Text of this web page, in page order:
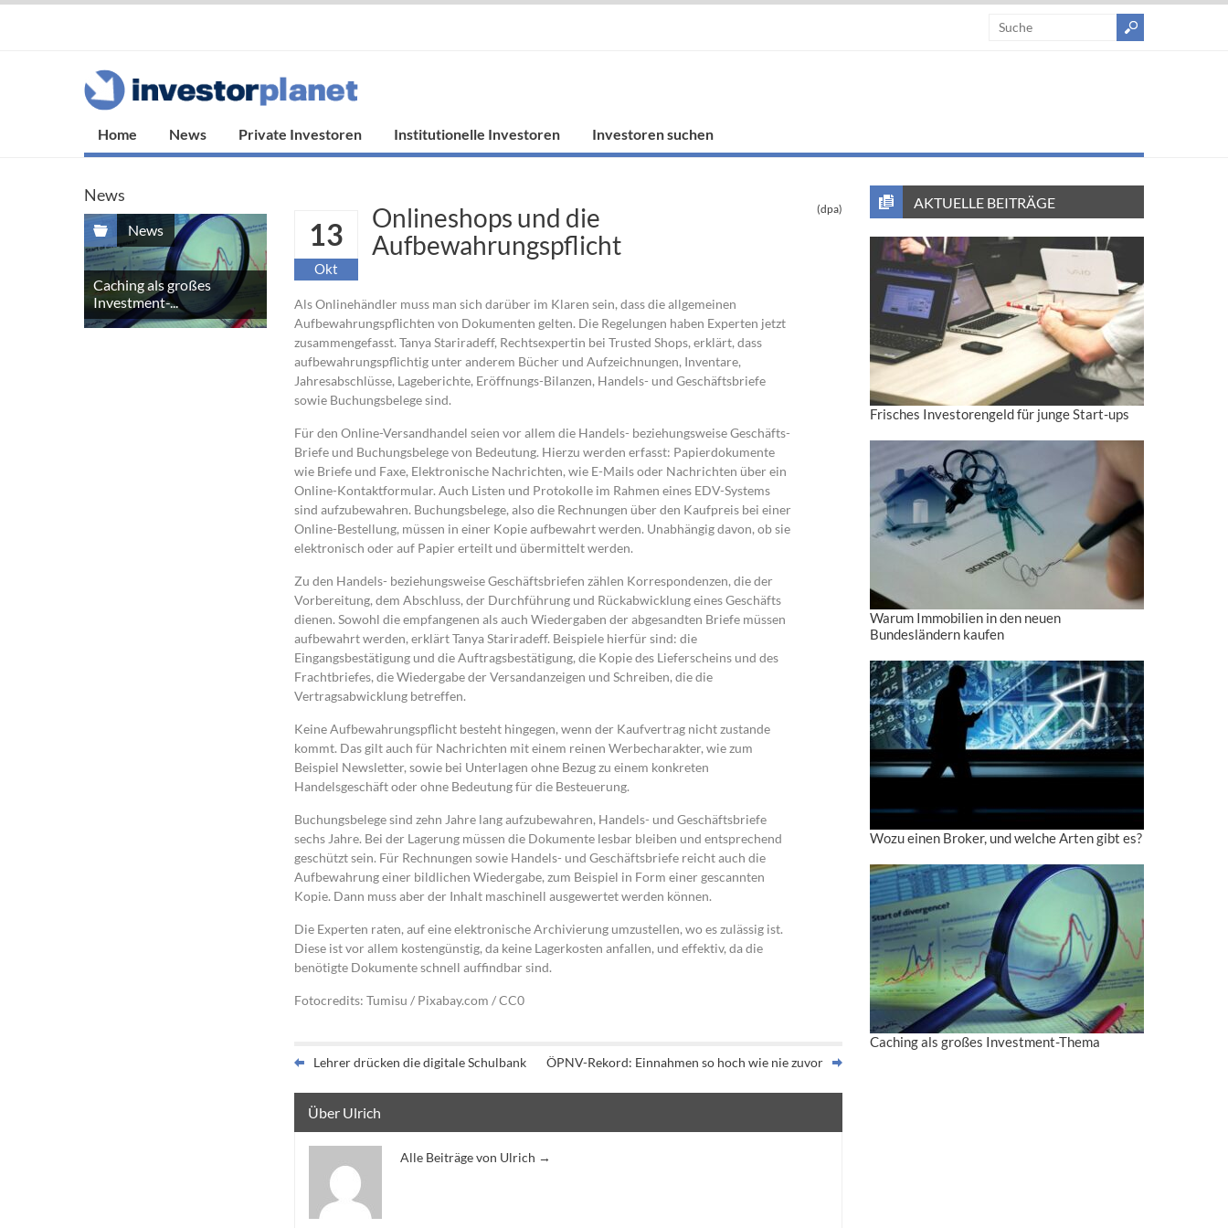
Home News Private Investoren Institutionelle Investoren Investoren suchen
13
Okt
Onlineshops und die
Aufbewahrungspflicht
(dpa)
Als Onlinehändler muss man sich darüber im Klaren sein, dass die allgemeinen
Aufbewahrungspflichten von Dokumenten gelten. Die Regelungen haben Experten jetzt
zusammengefasst. Tanya Stariradeff, Rechtsexpertin bei Trusted Shops, erklärt, dass
aufbewahrungspflichtig unter anderem Bücher und Aufzeichnungen, Inventare,
Jahresabschlüsse, Lageberichte, Eröffnungs-Bilanzen, Handels- und Geschäftsbriefe
sowie Buchungsbelege sind.
Für den Online-Versandhandel seien vor allem die Handels- beziehungsweise Geschäfts-
Briefe und Buchungsbelege von Bedeutung. Hierzu werden erfasst: Papierdokumente
wie Briefe und Faxe, Elektronische Nachrichten, wie E-Mails oder Nachrichten über ein
Online-Kontaktformular. Auch Listen und Protokolle im Rahmen eines EDV-Systems
sind aufzubewahren. Buchungsbelege, also die Rechnungen über den Kaufpreis bei einer
Online-Bestellung, müssen in einer Kopie aufbewahrt werden. Unabhängig davon, ob sie
elektronisch oder auf Papier erteilt und übermittelt werden.
Zu den Handels- beziehungsweise Geschäftsbriefen zählen Korrespondenzen, die der
Vorbereitung, dem Abschluss, der Durchführung und Rückabwicklung eines Geschäfts
dienen. Sowohl die empfangenen als auch Wiedergaben der abgesandten Briefe müssen
aufbewahrt werden, erklärt Tanya Stariradeff. Beispiele hierfür sind: die
Eingangsbestätigung und die Auftragsbestätigung, die Kopie des Lieferscheins und des
Frachtbriefes, die Wiedergabe der Versandanzeigen und Schreiben, die die
Vertragsabwicklung betreffen.
Keine Aufbewahrungspflicht besteht hingegen, wenn der Kaufvertrag nicht zustande
kommt. Das gilt auch für Nachrichten mit einem reinen Werbecharakter, wie zum
Beispiel Newsletter, sowie bei Unterlagen ohne Bezug zu einem konkreten
Handelsgeschäft oder ohne Bedeutung für die Besteuerung.
Buchungsbelege sind zehn Jahre lang aufzubewahren, Handels- und Geschäftsbriefe
sechs Jahre. Bei der Lagerung müssen die Dokumente lesbar bleiben und entsprechend
geschützt sein. Für Rechnungen sowie Handels- und Geschäftsbriefe reicht auch die
Aufbewahrung einer bildlichen Wiedergabe, zum Beispiel in Form einer gescannten
Kopie. Dann muss aber der Inhalt maschinell ausgewertet werden können.
Die Experten raten, auf eine elektronische Archivierung umzustellen, wo es zulässig ist.
Diese ist vor allem kostengünstig, da keine Lagerkosten anfallen, und effektiv, da die
benötigte Dokumente schnell auffindbar sind.
Fotocredits: Tumisu / Pixabay.com / CC0
Lehrer drücken die digitale Schulbank ÖPNV-Rekord: Einnahmen so hoch wie nie zuvor
Über Ulrich
Alle Beiträge von Ulrich →
AKTUELLE BEITRÄGE
Frisches Investorengeld für junge Start-ups
Warum Immobilien in den neuen
Bundesländern kaufen
Wozu einen Broker, und welche Arten gibt es?
Caching als großes Investment-Thema
News
News
Caching als großes
Investment-...